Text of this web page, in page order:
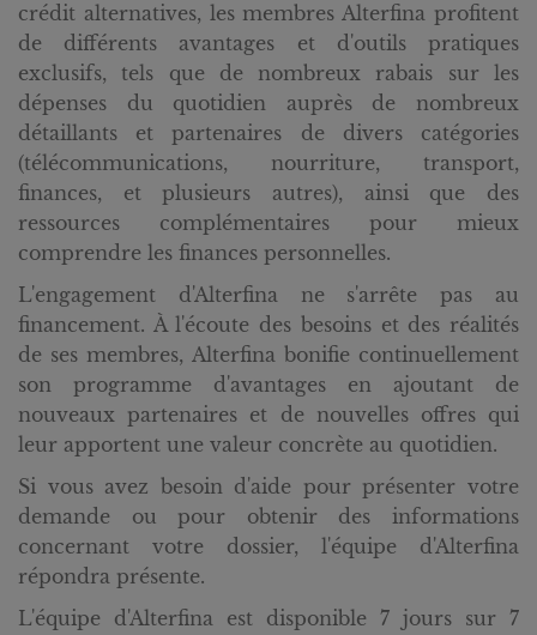
crédit alternatives, les membres Alterfina profitent
de différents avantages et d'outils pratiques
exclusifs, tels que de nombreux rabais sur les
dépenses du quotidien auprès de nombreux
détaillants et partenaires de divers catégories
(télécommunications, nourriture, transport,
finances, et plusieurs autres), ainsi que des
ressources complémentaires pour mieux
comprendre les finances personnelles.
L'engagement d'Alterfina ne s'arrête pas au
financement. À l'écoute des besoins et des réalités
de ses membres, Alterfina bonifie continuellement
son programme d'avantages en ajoutant de
nouveaux partenaires et de nouvelles offres qui
leur apportent une valeur concrète au quotidien.
Si vous avez besoin d'aide pour présenter votre
demande ou pour obtenir des informations
concernant votre dossier, l'équipe d'Alterfina
répondra présente.
L'équipe d'Alterfina est disponible 7 jours sur 7